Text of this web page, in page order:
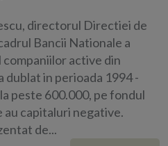
directorul Directiei de
Bancii Nationale a
companiilor active din
dublat in perioada 1994 -
peste 600.000, pe fondul
capitaluri negative.
de...